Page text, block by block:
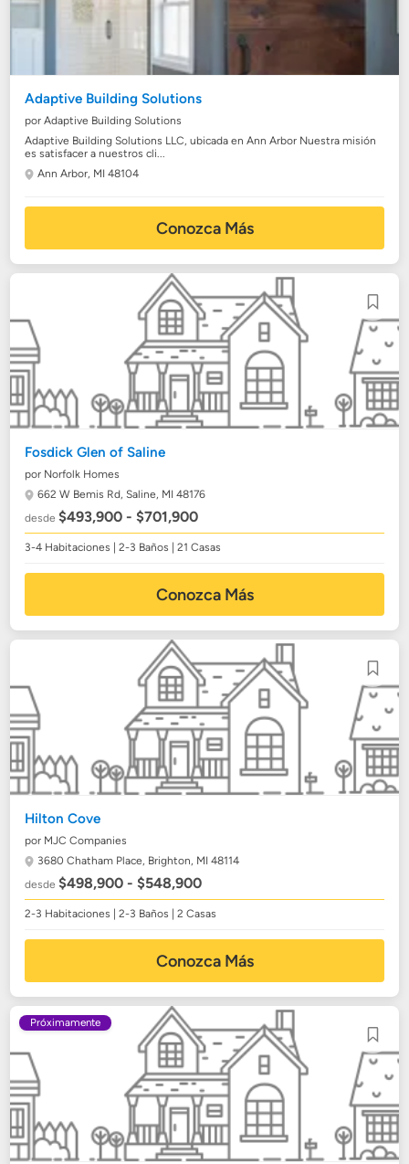
Adaptive Building Solutions
por Adaptive Building Solutions
Adaptive Building Solutions LLC, ubicada en Ann Arbor Nuestra misión
es satisfacer a nuestros cli...
Ann Arbor, MI 48104
Conozca Más
Fosdick Glen of Saline
por Norfolk Homes
662 W Bemis Rd,Saline, MI 48176
desde$493,900 - $701,900
3-4 Habitaciones | 2-3 Baños | 21 Casas
Conozca Más
Hilton Cove
por MJC Companies
3680 Chatham Place, Brighton, MI 48114
desde$498,900 - $548,900
2-3 Habitaciones | 2-3 Baños | 2 Casas
Conozca Más
Próximamente